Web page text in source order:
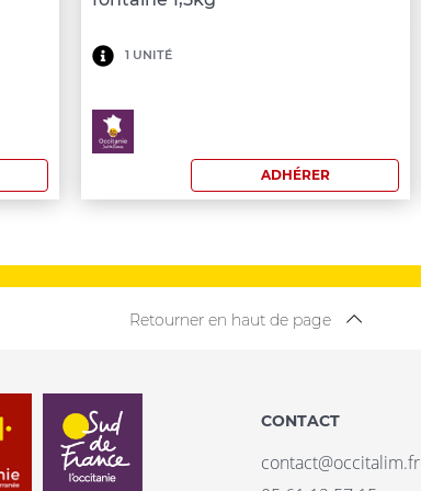
Minimum
commande:
100
1 UNITÉ
ADHÉRER
Retourner en haut de page
CONTACT
contact@occitalim.fr